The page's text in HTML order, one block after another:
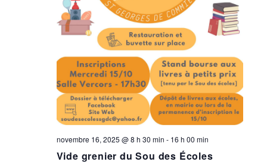
Vide grenier du Sou des Écoles
novembre 16, 2025 @ 8 h 30 min - 16 h 00 min